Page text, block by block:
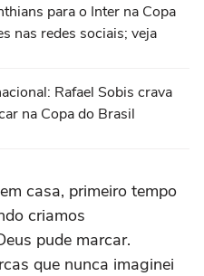
para o Inter na Copa
nas redes sociais; veja
Rafael Sobis crava
na Copa do Brasil
casa, primeiro tempo
criamos
pude marcar.
que nunca imaginei